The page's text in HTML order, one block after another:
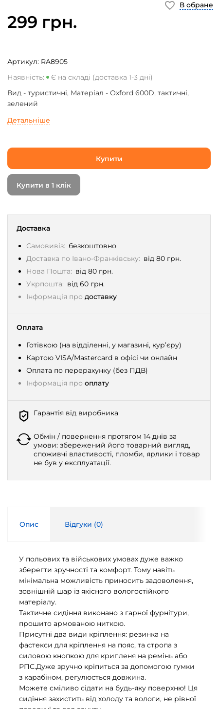
299 грн.
Доставка
Самовивіз: безкоштовно
Доставка по Івано-Франківську: від 80 грн.
Нова Пошта: від 80 грн.
Укрпошта: від 60 грн.
Інформація про доставку
Оплата
Готівкою (на відділенні, у магазині, кур’єру)
Картою VISA/Mastercard в офісі чи онлайн
Оплата по перерахунку (без ПДВ)
Інформація про оплату
Гарантія від виробника
Обмін / повернення протягом 14 днів за
умови: збережений його товарний вигляд,
споживчі властивості, пломби, ярлики і товар
не був у експлуатації.
Артикул: RA8905
Наявність:
Є на складі (доставка 1-3 дні)
Вид - туристичні, Матеріал - Oxford 600D, тактичні,
зелений
Детальніше
Купити
Купити в 1 клік
В обране
Опис Відгуки (0)
У польових та військових умовах дуже важко
зберегти зручності та комфорт. Тому навіть
мінімальна можливість приносить задоволення,
зовнішній шар із якісного вологостійкого
матеріалу.
Тактичне сидіння виконано з гарної фурнітури,
прошито армованою ниткою.
Присутні два види кріплення: резинка на
фастекси для кріплення на пояс, та стропа з
силовою кнопкою для крипленя на ремінь або
РПС.Дуже зручно кріпиться за допомогою гумки
з карабіном, регулюється довжина.
Можете сміливо сідати на будь-яку поверхню! Ця
сидіння захистить від холоду та вологи, не рівної